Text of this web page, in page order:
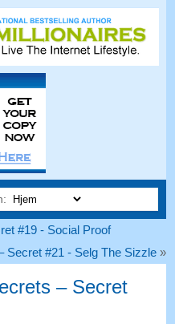
#19 - Social Proof
Secret #21 - Selg The Sizzle»
– Secret